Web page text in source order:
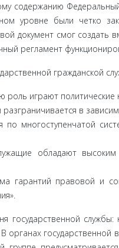
содержанию
уровне были четко
документ смог создать
регламент
гражданской
роль играют по­литические
в
по многоступенча­той
обладают
гарантий право­вой и
государственной
органах государ­ственной